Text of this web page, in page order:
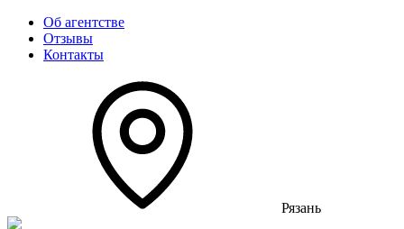
Об агентстве
Отзывы
Контакты
Рязань